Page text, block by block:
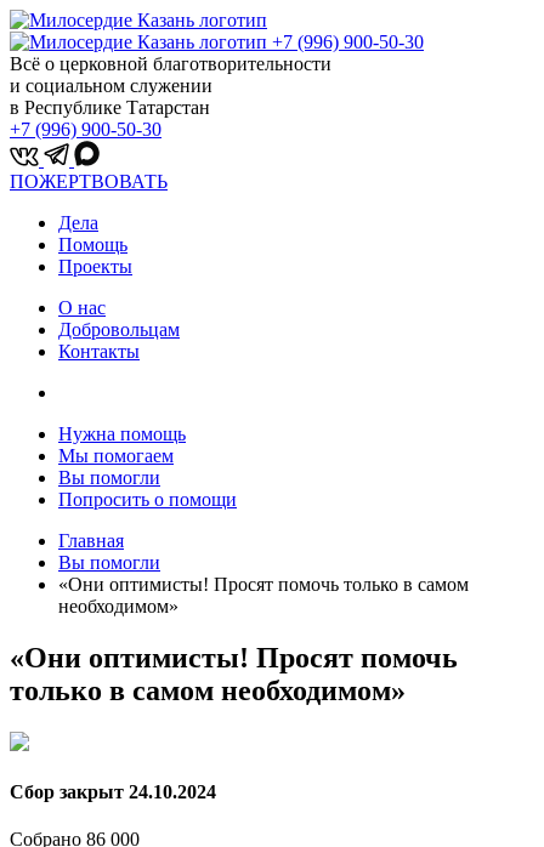
+7 (996) 900-50-30
Всё о церковной благотворительности
и социальном служении
в Республике Татарстан
+7 (996) 900-50-30
ПОЖЕРТВОВАТЬ
Дела
Помощь
Проекты
О нас
Добровольцам
Контакты
Нужна помощь
Мы помогаем
Вы помогли
Попросить о помощи
Главная
Вы помогли
«Они оптимисты! Просят помочь только в самом
необходимом»
«Они оптимисты! Просят помочь
только в самом необходимом»
Сбор закрыт 24.10.2024
Собрано 86 000